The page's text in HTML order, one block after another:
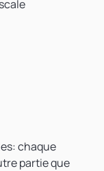
chaque
partie que